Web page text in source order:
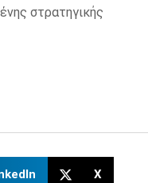
στρατηγικής
X